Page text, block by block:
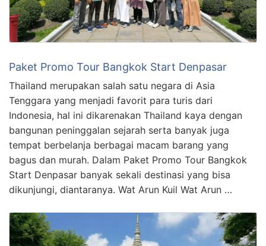
Paket Promo Tour Bangkok Start Denpasar
Thailand merupakan salah satu negara di Asia
Tenggara yang menjadi favorit para turis dari
Indonesia, hal ini dikarenakan Thailand kaya dengan
bangunan peninggalan sejarah serta banyak juga
tempat berbelanja berbagai macam barang yang
bagus dan murah. Dalam Paket Promo Tour Bangkok
Start Denpasar banyak sekali destinasi yang bisa
dikunjungi, diantaranya. Wat Arun Kuil Wat Arun …